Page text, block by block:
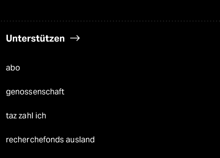
Unterstützen
abo
genossenschaft
taz zahl ich
recherchefonds ausland